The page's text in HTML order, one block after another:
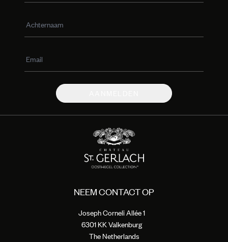
NEEM CONTACT OP
Joseph Corneli Allée 1
6301 KK Valkenburg
The Netherlands